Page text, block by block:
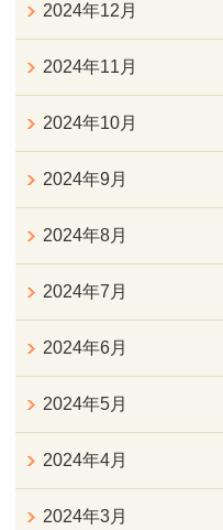
2024年12月
2024年11月
2024年10月
2024年9月
2024年8月
2024年7月
2024年6月
2024年5月
2024年4月
2024年3月